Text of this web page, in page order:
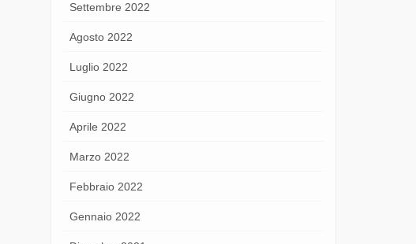
Settembre 2022
Agosto 2022
Luglio 2022
Giugno 2022
Aprile 2022
Marzo 2022
Febbraio 2022
Gennaio 2022